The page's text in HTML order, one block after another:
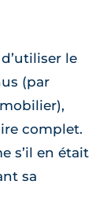
le
(par
complet.
s’il en était
sa